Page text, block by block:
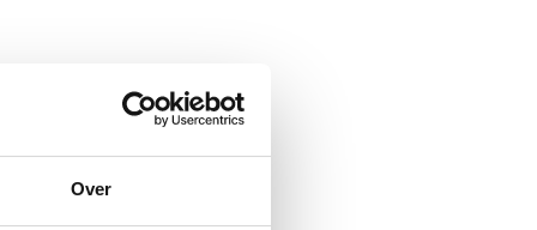
Over
DE
AMVS